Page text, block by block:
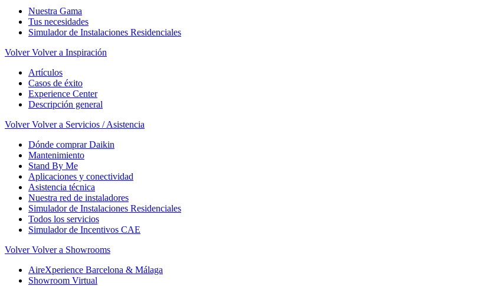
Nuestra Gama
Tus necesidades
Simulador de Instalaciones Residenciales
Volver Volver a Inspiración
Artículos
Casos de éxito
Experience Center
Descripción general
Volver Volver a Servicios / Asistencia
Dónde comprar Daikin
Mantenimiento
Stand By Me
Aplicaciones y conectividad
Asistencia técnica
Nuestra red de instaladores
Simulador de Instalaciones Residenciales
Todos los servicios
Simulador de Incentivos CAE
Volver Volver a Showrooms
AireXperience Barcelona & Málaga
Showroom Virtual